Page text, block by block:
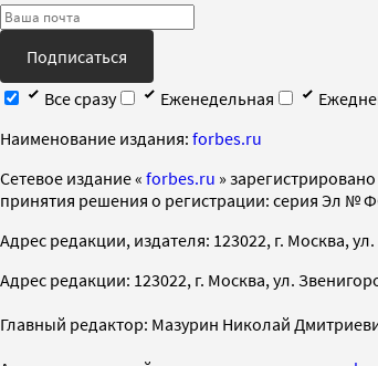
Подписаться
Все сразу
Еженедельная
Наименование издания: forbes.ru
Cетевое издание « forbes.ru »
принятия решения о регистрации: серия Эл №
Адрес редакции, издателя: 123022, г. Москва,
Адрес редакции: 123022, г. Москва, ул.
Главный редактор: Мазурин Николай